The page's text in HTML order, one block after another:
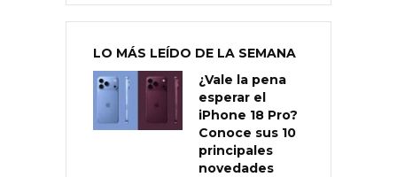
LO MÁS LEÍDO DE LA SEMANA
¿Vale la pena
esperar el
iPhone 18 Pro?
Conoce sus 10
principales
novedades